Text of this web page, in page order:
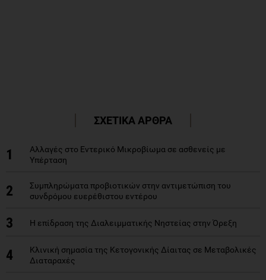
ΣΧΕΤΙΚΑ ΑΡΘΡΑ
1
Αλλαγές στο Εντερικό Μικροβίωμα σε ασθενείς με
Υπέρταση
2
Συμπληρώματα προβιοτικών στην αντιμετώπιση του
συνδρόμου ευερέθιστου εντέρου
3 Η επίδραση της Διαλειμματικής Νηστείας στην Όρεξη
4
Κλινική σημασία της Κετογονικής Δίαιτας σε Μεταβολικές
Διαταραχές